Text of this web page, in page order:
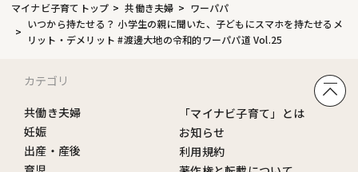
マイナビ子育てトップ 共働き夫婦
ワーパパ
いつから持たせる？ 小学生の親に聞いた、子どもにスマホを持たせるメ
リット・デメリット #渡邊大地の令和的ワーパパ道 Vol.25
カテゴリ
共働き夫婦
妊娠
出産・産後
「マイナビ子育て」とは
お知らせ
利用規約